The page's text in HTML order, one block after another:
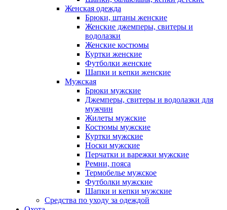
Женская одежда
Брюки, штаны женские
Женские джемперы, свитеры и
водолазки
Женские костюмы
Куртки женские
Футболки женские
Шапки и кепки женские
Мужская
Брюки мужские
Джемперы, свитеры и водолазки для
мужчин
Жилеты мужские
Костюмы мужские
Куртки мужские
Носки мужские
Перчатки и варежки мужские
Ремни, пояса
Термобелье мужское
Футболки мужские
Шапки и кепки мужские
Средства по уходу за одеждой